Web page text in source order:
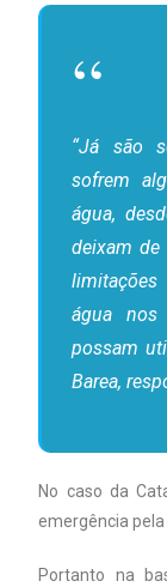
“Já são
sofrem
água,
deixam
água
possam
Barea,
No caso da
emergência
Portanto na